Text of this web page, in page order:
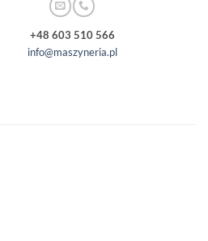
+48 603 510 566
info@maszyneria.pl